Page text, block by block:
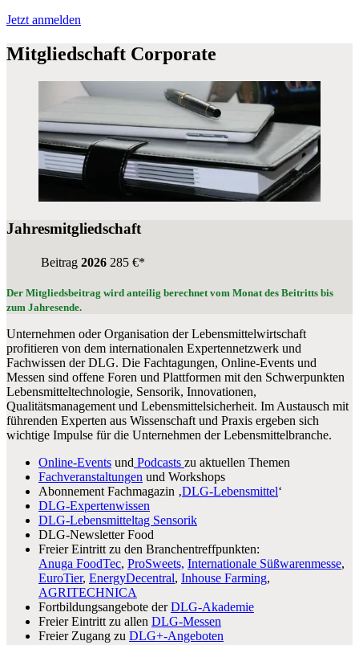
Jetzt anmelden
Mitgliedschaft Corporate
Jahresmitgliedschaft
Beitrag 2026 285 €*
Der Mitgliedsbeitrag wird anteilig berechnet vom Monat des Beitritts bis
zum Jahresende.
Unternehmen oder Organisation der Lebensmittelwirtschaft
profitieren von dem internationalen Expertennetzwerk und
Fachwissen der DLG. Die Fachtagungen, Online-Events und
Messen sind offene Foren und Plattformen mit den Schwerpunkten
Lebensmitteltechnologie, Sensorik, Innovationen,
Qualitätsmanagement und Lebensmittelsicherheit. Im Austausch mit
führenden Experten aus Wissenschaft und Praxis ergeben sich
wichtige Impulse für die Unternehmen der Lebensmittelbranche.
Online-Events und Podcasts zu aktuellen Themen
Fachveranstaltungen und Workshops
Abonnement Fachmagazin ‚DLG-Lebensmittel‘
DLG-Expertenwissen
DLG-Lebensmitteltag Sensorik
DLG-Newsletter Food
Freier Eintritt zu den Branchentreffpunkten:
Anuga FoodTec, ProSweets, Internationale Süßwarenmesse,
EuroTier, EnergyDecentral, Inhouse Farming,
AGRITECHNICA
Fortbildungsangebote derDLG-Akademie
Freier Eintritt zu allen DLG-Messen
Freier Zugang zu DLG+-Angeboten